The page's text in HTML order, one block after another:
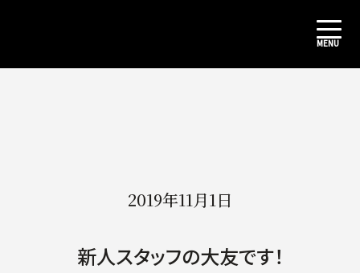
2019年11月1日
新人スタッフの大友です！